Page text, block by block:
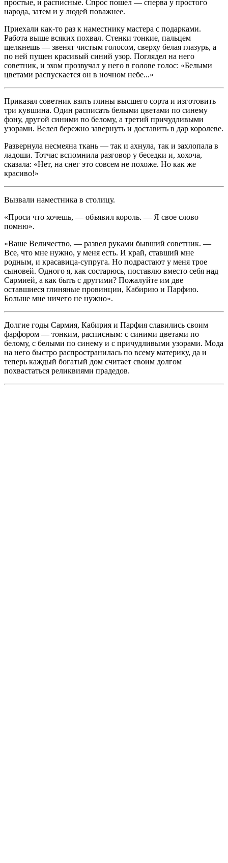
простые, и расписные. Спрос пошел — сперва у простого
народа, затем и у людей поважнее.
Приехали как-то раз к наместнику мастера с подарками.
Работа выше всяких похвал. Стенки тонкие, пальцем
щелкнешь — звенят чистым голосом, сверху белая глазурь, а
по ней пущен красивый синий узор. Поглядел на него
советник, и эхом прозвучал у него в голове голос: «Белыми
цветами распускается он в ночном небе...»
Приказал советник взять глины высшего сорта и изготовить
три кувшина. Один расписать белыми цветами по синему
фону, другой синими по белому, а третий причудливыми
узорами. Велел бережно завернуть и доставить в дар королеве.
Развернула несмеяна ткань — так и ахнула, так и захлопала в
ладоши. Тотчас вспомнила разговор у беседки и, хохоча,
сказала: «Нет, на снег это совсем не похоже. Но как же
красиво!»
Вызвали наместника в столицу.
«Проси что хочешь, — объявил король. — Я свое слово
помню».
«Ваше Величество, — развел руками бывший советник. —
Все, что мне нужно, у меня есть. И край, ставший мне
родным, и красавица-супруга. Но подрастают у меня трое
сыновей. Одного я, как состарюсь, поставлю вместо себя над
Сармией, а как быть с другими? Пожалуйте им две
оставшиеся глиняные провинции, Кабирию и Парфию.
Больше мне ничего не нужно».
Долгие годы Сармия, Кабирия и Парфия славились своим
фарфором — тонким, расписным: с синими цветами по
белому, с белыми по синему и с причудливыми узорами. Мода
на него быстро распространилась по всему материку, да и
теперь каждый богатый дом считает своим долгом
похвастаться реликвиями прадедов.